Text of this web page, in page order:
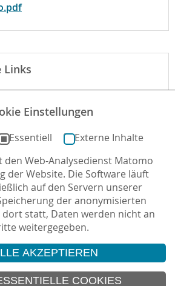
Links
Diekhaus , 26.09.2018 , letzte
2026 Vision Kino
IMPRESSUM
Einstellungen
Essentiell
Externe Inhalte
den Web-Analysedienst Matomo
der Website. Die Software läuft
auf den Servern unserer
der anonymisierten
statt, Daten werden nicht an
weitergegeben.
AKZEPTIEREN
COOKIES